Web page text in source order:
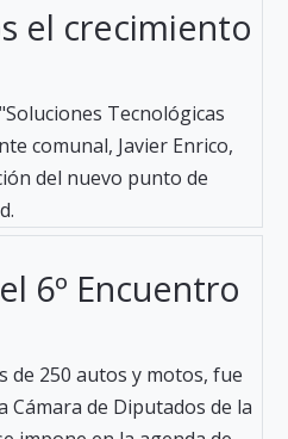
el crecimiento
Tecnológicas
comunal, Javier Enrico,
del nuevo punto de
6º Encuentro
de 250 autos y motos, fue
Cámara de Diputados de la